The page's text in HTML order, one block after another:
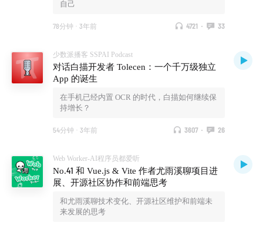
自己
78分钟 · 3年前 4721 · 33
少数派播客 SSPAI Podcast
对话白描开发者 Tolecen：一个千万级独立
App 的诞生
在手机已经内置 OCR 的时代，白描如何继续保
持增长？
54分钟 · 3年前 3607 · 26
Web Worker-AI程序员都爱听
No.41 和 Vue.js & Vite 作者尤雨溪聊项目进
展、开源社区协作和前端思考
和尤雨溪聊技术变化、开源社区维护和前端未
来发展的思考